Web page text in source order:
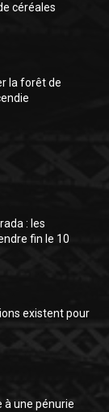
céréales
la forêt de
: les
fin le 10
existent pour
à une pénurie